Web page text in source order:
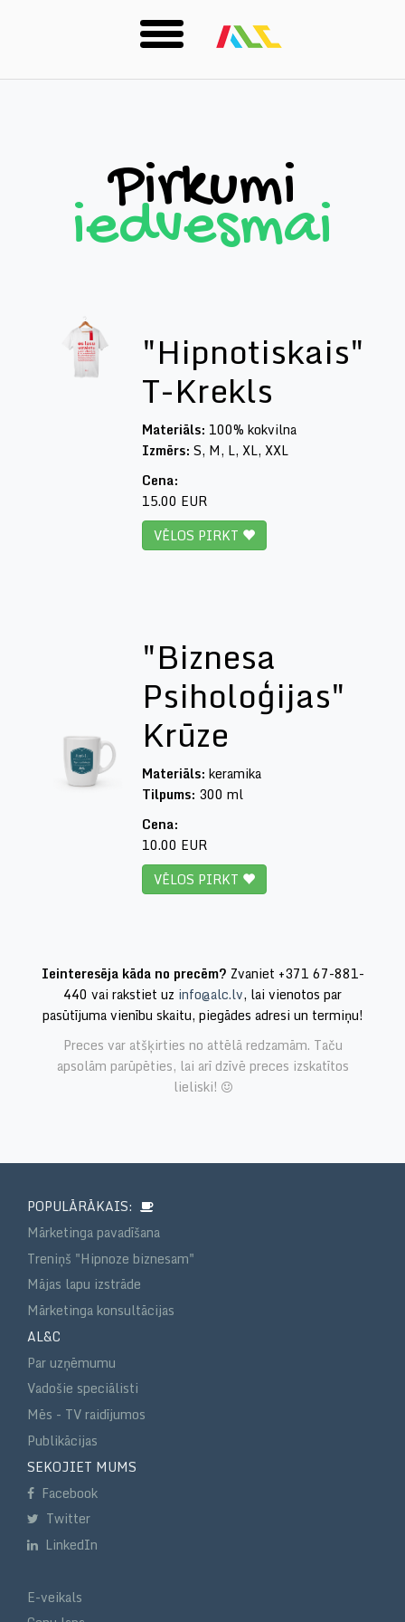
Pirkumi
iedvesmai
"Hipnotiskais"
T-Krekls
Materiāls: 100% kokvilna
Izmērs: S, M, L, XL, XXL
Cena:
15.00 EUR
VĒLOS PIRKT
"Biznesa
Psiholoģijas"
Krūze
Materiāls: keramika
Tilpums: 300 ml
Cena:
10.00 EUR
VĒLOS PIRKT
Ieinteresēja kāda no precēm? Zvaniet +371 67-881-
440 vai rakstiet uz info@alc.lv, lai vienotos par
pasūtījuma vienību skaitu, piegādes adresi un termiņu!
Preces var atšķirties no attēlā redzamām. Taču
apsolām parūpēties, lai arī dzīvē preces izskatītos
lieliski!
POPULĀRĀKAIS:
Mārketinga pavadīšana
Treniņš "Hipnoze biznesam"
Mājas lapu izstrāde
Mārketinga konsultācijas
AL&C
Par uzņēmumu
Vadošie speciālisti
Mēs - TV raidījumos
Publikācijas
SEKOJIET MUMS
Facebook
Twitter
LinkedIn
E-veikals